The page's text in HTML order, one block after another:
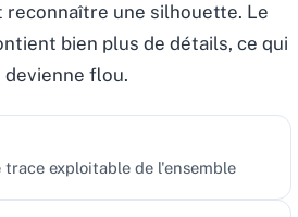
une silhouette. Le
bien plus de détails, ce qui
devienne flou.
exploitable de l'ensemble